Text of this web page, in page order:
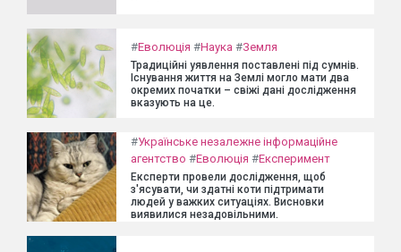
#Еволюція #Наука #Земля
Традиційні уявлення поставлені під сумнів.
Існування життя на Землі могло мати два
окремих початки – свіжі дані дослідження
вказують на це.
#Українське незалежне інформаційне
агентство #Еволюція #Експеримент
Експерти провели дослідження, щоб
з'ясувати, чи здатні коти підтримати
людей у важких ситуаціях. Висновки
виявилися незадовільними.